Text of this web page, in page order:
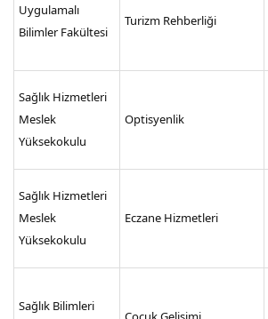
Uygulamalı
Bilimler Fakültesi
Turizm Rehberliği
Sağlık Hizmetleri
Meslek
Yüksekokulu
Optisyenlik
Sağlık Hizmetleri
Meslek
Yüksekokulu
Eczane Hizmetleri
Sağlık Bilimleri